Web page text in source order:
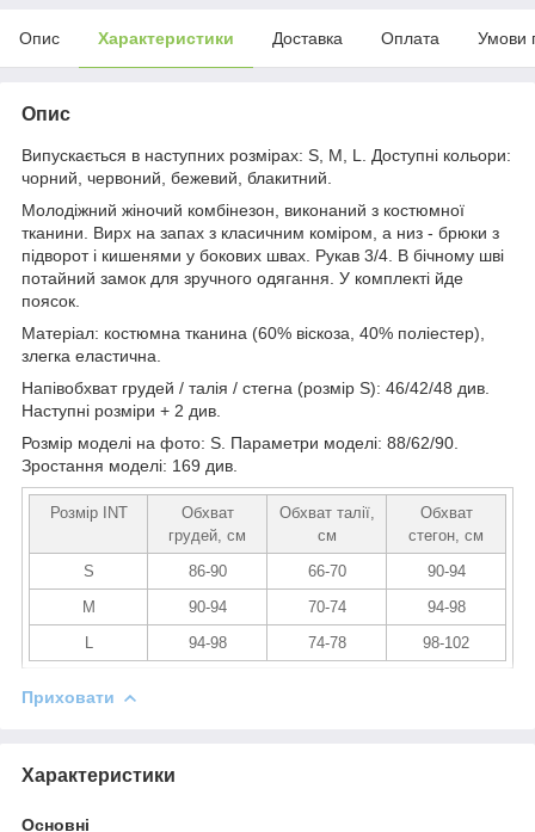
Опис Характеристики Доставка Оплата Умови
Опис
Випускається в наступних розмірах: S, M, L. Доступні кольори:
чорний, червоний, бежевий, блакитний.
Молодіжний жіночий комбінезон, виконаний з костюмної
тканини. Вирх на запах з класичним коміром, а низ - брюки з
підворот і кишенями у бокових швах. Рукав 3/4. В бічному шві
потайний замок для зручного одягання. У комплекті йде
поясок.
Матеріал: костюмна тканина (60% віскоза, 40% поліестер),
злегка еластична.
Напівобхват грудей / талія / стегна (розмір S): 46/42/48 див.
Наступні розміри + 2 див.
Розмір моделі на фото: S. Параметри моделі: 88/62/90.
Зростання моделі: 169 див.
Розмір INT
Обхват
грудей, см
Обхват талії,
см
Обхват
стегон, см
S
86-90 66-70
90-94
M
90-94 70-74
94-98
94-98 74-78 98-102
Приховати
Характеристики
Основні